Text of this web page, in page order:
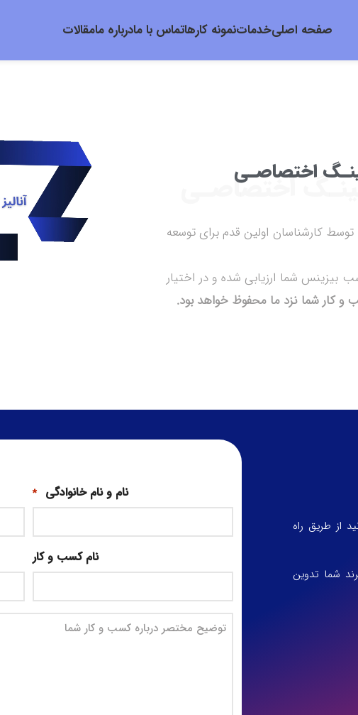
صفحه اصلیخدماتنمونه کارهاتماس با مادرباره مامقالات
اختصاصـی
اختصاصـی
کارشناسان اولین قدم برای توسعه
بیزینس شما ارزیابی شده و در اختیار
و کار شما نزد ما محفوظ خواهد بود.
از طریق راه
شما تدوین
نام و نام خانوادگی *
نام کسب و کار